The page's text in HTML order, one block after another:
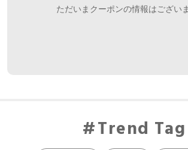
ただいまクーポンの情報はござい
Trend Tag